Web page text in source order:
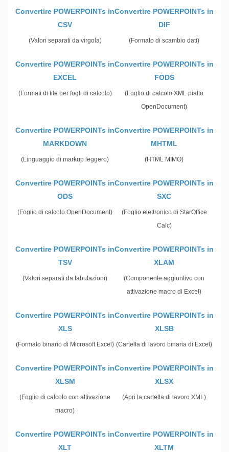
Convertire POWERPOINTs in
CSV
(Valori separati da virgola)
Convertire POWERPOINTs in
DIF
(Formato di scambio dati)
Convertire POWERPOINTs in
EXCEL
(Formati di file per fogli di calcolo)
Convertire POWERPOINTs in
FODS
(Foglio di calcolo XML piatto
OpenDocument)
Convertire POWERPOINTs in
MARKDOWN
(Linguaggio di markup leggero)
Convertire POWERPOINTs in
MHTML
(HTML MIMO)
Convertire POWERPOINTs in
ODS
(Foglio di calcolo OpenDocument)
Convertire POWERPOINTs in
SXC
(Foglio elettronico di StarOffice
Calc)
Convertire POWERPOINTs in
TSV
(Valori separati da tabulazioni)
Convertire POWERPOINTs in
XLAM
(Componente aggiuntivo con
attivazione macro di Excel)
Convertire POWERPOINTs in
XLS
(Formato binario di Microsoft Excel)
Convertire POWERPOINTs in
XLSB
(Cartella di lavoro binaria di Excel)
Convertire POWERPOINTs in
XLSM
(Foglio di calcolo con attivazione
macro)
Convertire POWERPOINTs in
XLSX
(Apri la cartella di lavoro XML)
Convertire POWERPOINTs in
XLT
Convertire POWERPOINTs in
XLTM